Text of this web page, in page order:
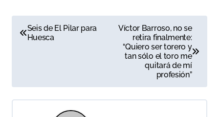
N
e
g
Seis de El Pilar para
Huesca
Víctor Barroso, no se
retira finalmente:
“Quiero ser torero y
tan sólo el toro me
quitará de mí
profesión”